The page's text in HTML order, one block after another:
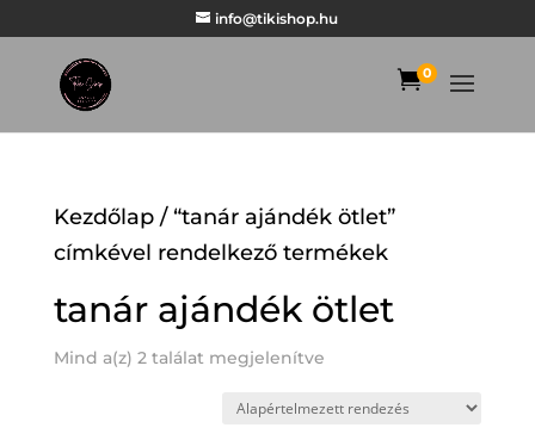
info@tikishop.hu
0
Kezdőlap/ “tanár ajándék ötlet”
címkével rendelkező termékek
tanár ajándék ötlet
Mind a(z) 2 találat megjelenítve